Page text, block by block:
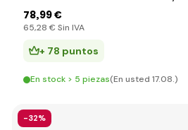
78,99 €
65,28 € Sin IVA
+ 78 puntos
En stock > 5 piezas(En usted 17.08.)
-32%